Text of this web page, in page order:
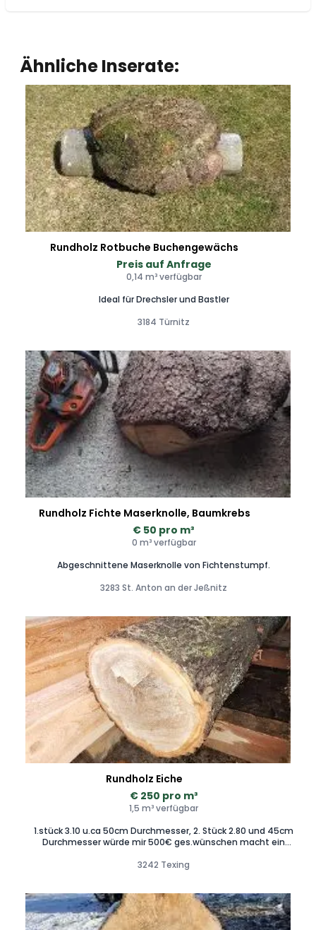
Ähnliche Inserate:
Rundholz Rotbuche Buchengewächs
Preis auf Anfrage
0,14 m³ verfügbar
Ideal für Drechsler und Bastler
3184 Türnitz
Rundholz Fichte Maserknolle, Baumkrebs
€ 50 pro m³
0 m³ verfügbar
Abgeschnittene Maserknolle von Fichtenstumpf.
3283 St. Anton an der Jeßnitz
Rundholz Eiche
€ 250 pro m³
1,5 m³ verfügbar
1.stück 3.10 u.ca 50cm Durchmesser, 2. Stück 2.80 und 45cm
Durchmesser würde mir 500€ ges.wünschen macht ein
3242 Texing